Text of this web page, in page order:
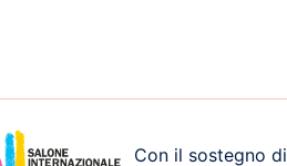
Con il sostegno di